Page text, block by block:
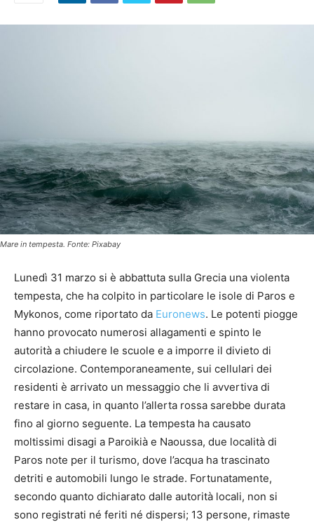
Mare in tempesta. Fonte: Pixabay
Lunedì 31 marzo si è abbattuta sulla Grecia una violenta
tempesta, che ha colpito in particolare le isole di Paros e
Mykonos, come riportato da Euronews. Le potenti piogge
hanno provocato numerosi allagamenti e spinto le
autorità a chiudere le scuole e a imporre il divieto di
circolazione. Contemporaneamente, sui cellulari dei
residenti è arrivato un messaggio che li avvertiva di
restare in casa, in quanto l’allerta rossa sarebbe durata
fino al giorno seguente. La tempesta ha causato
moltissimi disagi a Paroikià e Naoussa, due località di
Paros note per il turismo, dove l’acqua ha trascinato
detriti e automobili lungo le strade. Fortunatamente,
secondo quanto dichiarato dalle autorità locali, non si
sono registrati né feriti né dispersi; 13 persone, rimaste